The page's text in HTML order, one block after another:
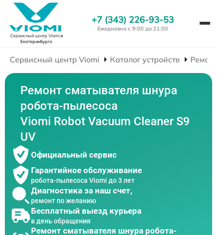
Сервисный центр Viomiв
Екатеринбурге
+7 (343) 226-93-53
Ежедневно с 9:00 до 21:00
Сервисный центр Viomi Каталог устройств
Ремонт сматывателя шнура
робота-пылесоса
Viomi Robot Vacuum Cleaner S9
UV
Официальный сервис
Гарантийное обслуживание
робота-пылесоса Viomi до 3 лет
Диагностика за наш счет,
ремонт по желанию
Бесплатный выезд курьера
в день обращения
Ремонт сматывателя шнура робота-